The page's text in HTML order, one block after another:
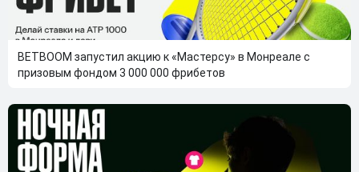
BETBOOM запустил акцию к «Мастерсу» в Монреале с
призовым фондом 3 000 000 фрибетов